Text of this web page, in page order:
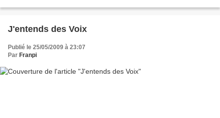
J'entends des Voix
Publié le 25/05/2009 à 23:07
Par Franpi